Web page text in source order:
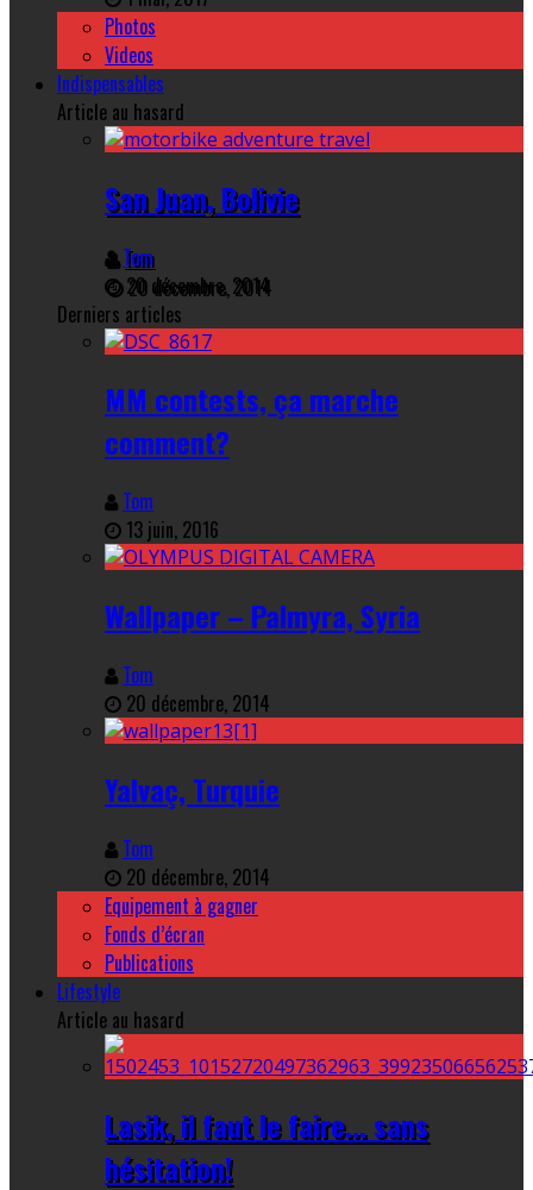
Photos
Videos
Indispensables
Article au hasard
San Juan, Bolivie
Tom
20 décembre, 2014
Derniers articles
MM contests, ça marche
comment?
Tom
13 juin, 2016
Wallpaper – Palmyra, Syria
Tom
20 décembre, 2014
Yalvaç, Turquie
Tom
20 décembre, 2014
Equipement à gagner
Fonds d’écran
Publications
Lifestyle
Article au hasard
Lasik, il faut le faire... sans
hésitation!